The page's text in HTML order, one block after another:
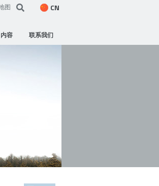
图 CN
内容 联系我们